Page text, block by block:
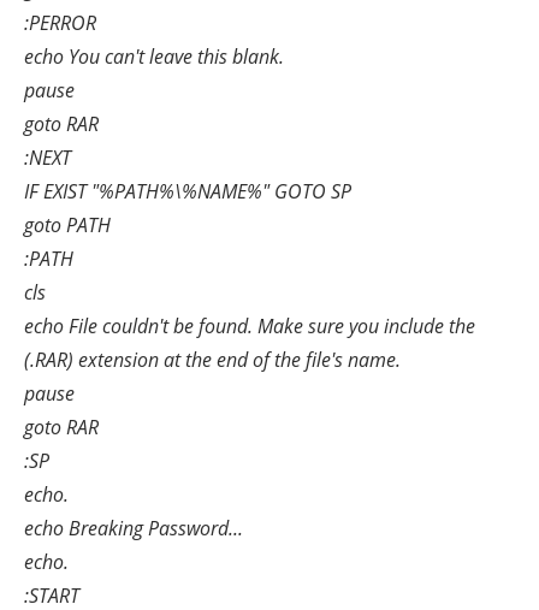
:PERROR
echo You can't leave this blank.
pause
goto RAR
:NEXT
IF EXIST "%PATH%\%NAME%" GOTO SP
goto PATH
:PATH
cls
echo File couldn't be found. Make sure you include the
(.RAR) extension at the end of the file's name.
pause
goto RAR
:SP
echo.
echo Breaking Password...
echo.
:START